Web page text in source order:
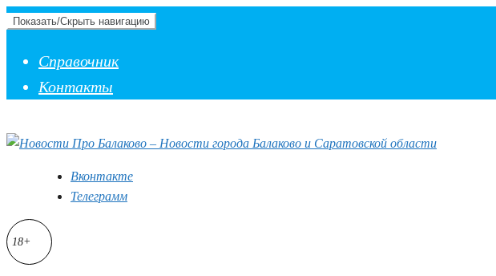
Показать/Скрыть навигацию
Справочник
Контакты
Вконтакте
Телеграмм
18+